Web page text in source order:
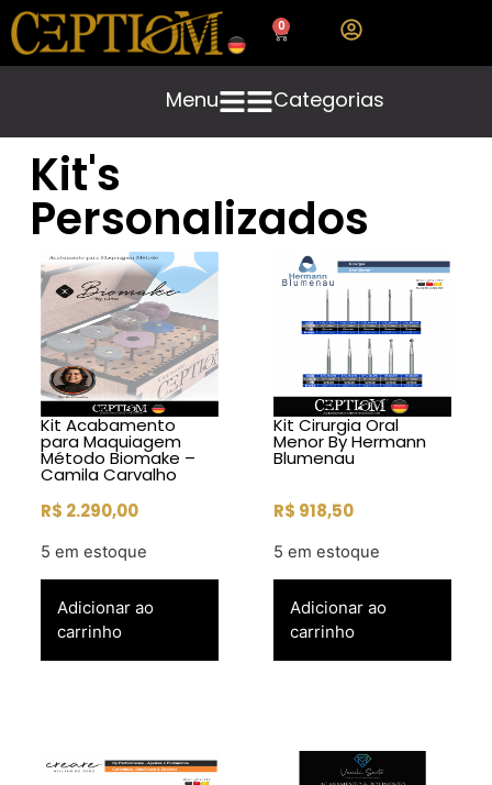
0
Menu Categorias
Kit's
Personalizados
Kit Acabamento
para Maquiagem
Método Biomake –
Camila Carvalho
R$ 2.290,00
5 em estoque
Adicionar ao
carrinho
Kit Cirurgia Oral
Menor By Hermann
Blumenau
R$ 918,50
5 em estoque
Adicionar ao
carrinho